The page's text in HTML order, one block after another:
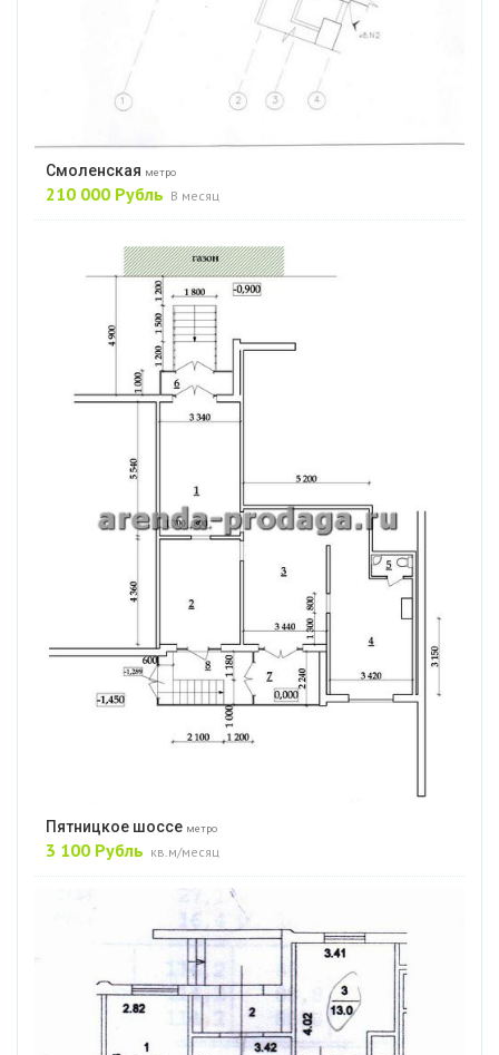
Смоленская метро
210 000 Рубль В месяц
Пятницкое шоссе метро
3 100 Рубль кв.м/месяц